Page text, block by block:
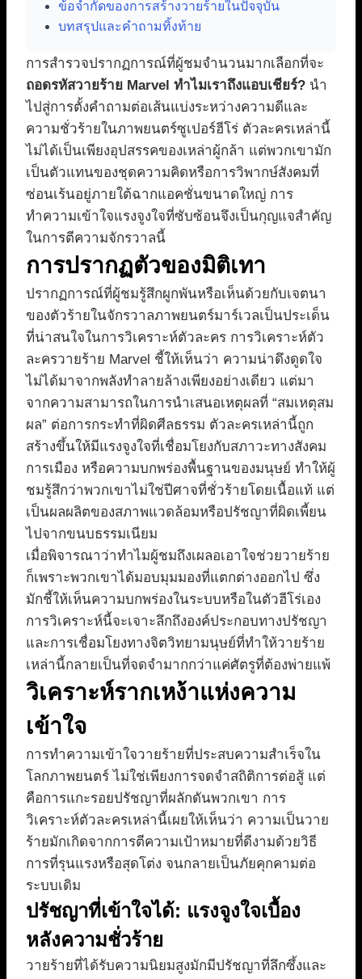
ข้อจำกัดของการสร้างวายร้ายในปัจจุบัน
บทสรุปและคำถามทิ้งท้าย
การสำรวจปรากฏการณ์ที่ผู้ชมจำนวนมากเลือกที่จะ
ถอดรหัสวายร้าย Marvel ทำไมเราถึงแอบเชียร์? นำ
ไปสู่การตั้งคำถามต่อเส้นแบ่งระหว่างความดีและ
ความชั่วร้ายในภาพยนตร์ซูเปอร์ฮีโร่ ตัวละครเหล่านี้
ไม่ได้เป็นเพียงอุปสรรคของเหล่าผู้กล้า แต่พวกเขามัก
เป็นตัวแทนของชุดความคิดหรือการวิพากษ์สังคมที่
ซ่อนเร้นอยู่ภายใต้ฉากแอคชั่นขนาดใหญ่ การ
ทำความเข้าใจแรงจูงใจที่ซับซ้อนจึงเป็นกุญแจสำคัญ
ในการตีความจักรวาลนี้
การปรากฏตัวของมิติเทา
ปรากฏการณ์ที่ผู้ชมรู้สึกผูกพันหรือเห็นด้วยกับเจตนา
ของตัวร้ายในจักรวาลภาพยนตร์มาร์เวลเป็นประเด็น
ที่น่าสนใจในการวิเคราะห์ตัวละคร การวิเคราะห์ตัว
ละครวายร้าย Marvel ชี้ให้เห็นว่า ความน่าดึงดูดใจ
ไม่ได้มาจากพลังทำลายล้างเพียงอย่างเดียว แต่มา
จากความสามารถในการนำเสนอเหตุผลที่ “สมเหตุสม
ผล” ต่อการกระทำที่ผิดศีลธรรม ตัวละครเหล่านี้ถูก
สร้างขึ้นให้มีแรงจูงใจที่เชื่อมโยงกับสภาวะทางสังคม
การเมือง หรือความบกพร่องพื้นฐานของมนุษย์ ทำให้ผู้
ชมรู้สึกว่าพวกเขาไม่ใช่ปีศาจที่ชั่วร้ายโดยเนื้อแท้ แต่
เป็นผลผลิตของสภาพแวดล้อมหรือปรัชญาที่ผิดเพี้ยน
ไปจากขนบธรรมเนียม
เมื่อพิจารณาว่าทำไมผู้ชมถึงเผลอเอาใจช่วยวายร้าย
ก็เพราะพวกเขาได้มอบมุมมองที่แตกต่างออกไป ซึ่ง
มักชี้ให้เห็นความบกพร่องในระบบหรือในตัวฮีโร่เอง
การวิเคราะห์นี้จะเจาะลึกถึงองค์ประกอบทางปรัชญา
และการเชื่อมโยงทางจิตวิทยามนุษย์ที่ทำให้วายร้าย
เหล่านี้กลายเป็นที่จดจำมากกว่าแค่ศัตรูที่ต้องพ่ายแพ้
วิเคราะห์รากเหง้าแห่งความ
เข้าใจ
การทำความเข้าใจวายร้ายที่ประสบความสำเร็จใน
โลกภาพยนตร์ ไม่ใช่เพียงการจดจำสถิติการต่อสู้ แต่
คือการแกะรอยปรัชญาที่ผลักดันพวกเขา การ
วิเคราะห์ตัวละครเหล่านี้เผยให้เห็นว่า ความเป็นวาย
ร้ายมักเกิดจากการตีความเป้าหมายที่ดีงามด้วยวิธี
การที่รุนแรงหรือสุดโต่ง จนกลายเป็นภัยคุกคามต่อ
ระบบเดิม
ปรัชญาที่เข้าใจได้: แรงจูงใจเบื้อง
หลังความชั่วร้าย
วายร้ายที่ได้รับความนิยมสูงมักมีปรัชญาที่ลึกซึ้งและ